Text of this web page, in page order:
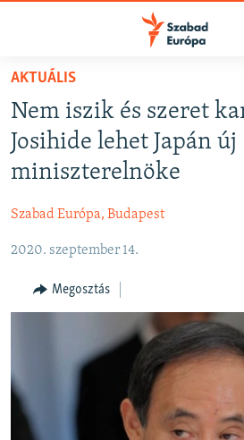
Akadálymentes
Ugrás
fő
oldalra
Ugrás
tartalomjegyzékre
NAPIRENDEN
AKTUÁLIS
PODCASTOK
ELEMZŐ
NER15
SZABADON
DEMOKRÁCIA
A PÉNZ NYOMÁBAN
EURÓPAI UNIÓ
AKTUÁLIS
Nem iszik és szeret
Josihide lehet Japán új
miniszterelnöke
Szabad Európa, Budapest
2020. szeptember 14.
Megosztás
FELIRATKOZÁS
Spotify